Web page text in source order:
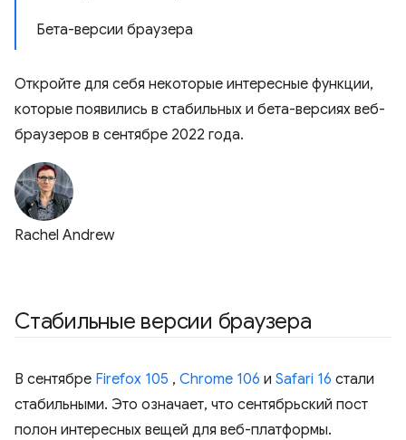
Бета-версии браузера
Откройте для себя некоторые интересные функции,
которые появились в стабильных и бета-версиях веб-
браузеров в сентябре 2022 года.
Rachel Andrew
Стабильные версии браузера
В сентябре Firefox 105 , Chrome 106 и Safari 16 стали
стабильными. Это означает, что сентябрьский пост
полон интересных вещей для веб-платформы.